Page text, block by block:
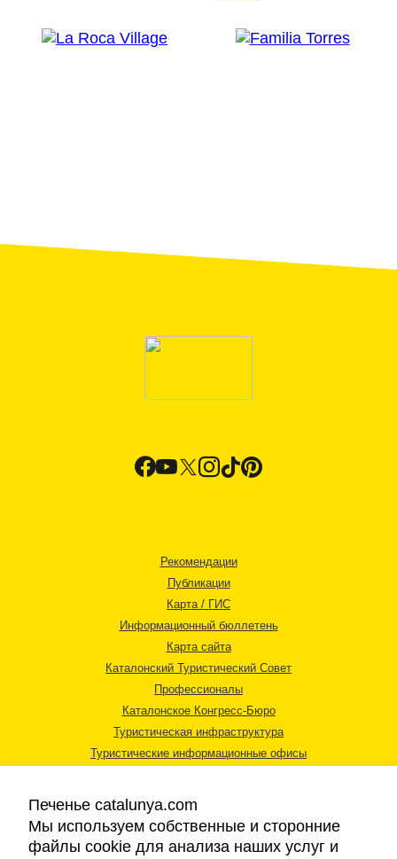
Рекомендации
Публикации
Карта / ГИС
Информационный бюллетень
Карта сайта
Каталонский Туристический Совет
Профессионалы
Каталонское Конгресс-Бюро
Туристическая инфраструктура
Туристические информационные офисы
Печенье catalunya.com
Мы используем собственные и сторонние
файлы cookie для анализа наших услуг и